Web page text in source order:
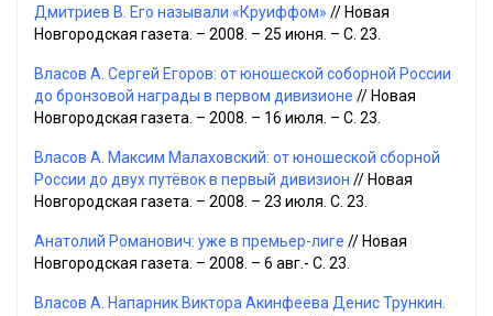
Дмитриев В. Его называли «Круиффом» // Новая
Новгородская газета. – 2008. – 25 июня. – С. 23.
Власов А. Сергей Егоров: от юношеской соборной России
до бронзовой награды в первом дивизионе // Новая
Новгородская газета. – 2008. – 16 июля. – С. 23.
Власов А. Максим Малаховский: от юношеской сборной
России до двух путёвок в первый дивизион // Новая
Новгородская газета. – 2008. – 23 июля. С. 23.
Анатолий Романович: уже в премьер-лиге // Новая
Новгородская газета. – 2008. – 6 авг.- С. 23.
Власов А. Напарник Виктора Акинфеева Денис Трункин.